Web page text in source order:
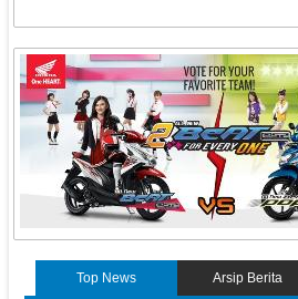
Top News Arsip Berita